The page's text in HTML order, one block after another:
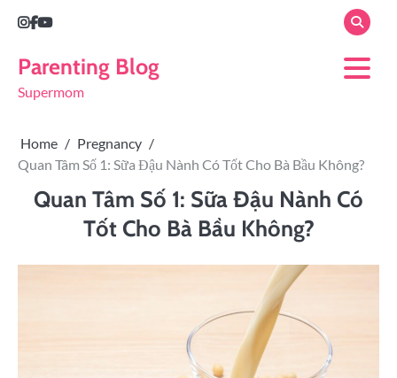
Parenting Blog
Supermom
Home
Pregnancy
Quan Tâm Số 1: Sữa Đậu Nành Có Tốt Cho Bà Bầu Không?
Quan Tâm Số 1: Sữa Đậu Nành Có
Tốt Cho Bà Bầu Không?